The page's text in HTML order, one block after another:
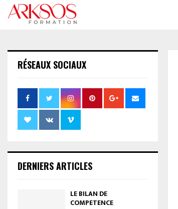
RÉSEAUX SOCIAUX
DERNIERS ARTICLES
LE BILAN DE
COMPETENCE